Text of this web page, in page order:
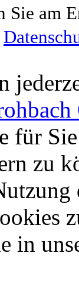
Sie am
für
zu
in